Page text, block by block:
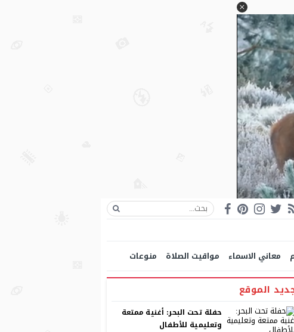
معاني الاسماء مواقيت الصلاة
منوعات
الموقع
حفلة تحت البحر: أغنية ممتعة
وتعليمية للأطفال